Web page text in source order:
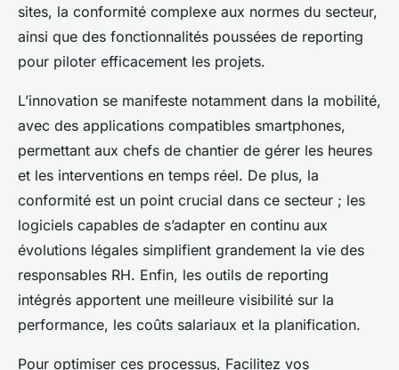
sites, la conformité complexe aux normes du secteur,
ainsi que des fonctionnalités poussées de reporting
pour piloter efficacement les projets.
L’innovation se manifeste notamment dans la mobilité,
avec des applications compatibles smartphones,
permettant aux chefs de chantier de gérer les heures
et les interventions en temps réel. De plus, la
conformité est un point crucial dans ce secteur ; les
logiciels capables de s’adapter en continu aux
évolutions légales simplifient grandement la vie des
responsables RH. Enfin, les outils de reporting
intégrés apportent une meilleure visibilité sur la
performance, les coûts salariaux et la planification.
Pour optimiser ces processus, Facilitez vos